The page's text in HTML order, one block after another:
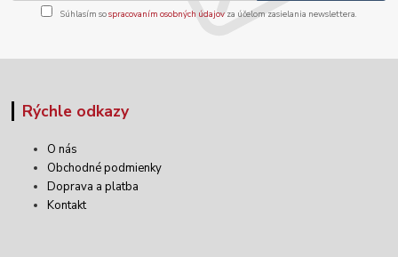
Súhlasím sospracovaním osobných údajov za účelom zasielania newslettera.
Rýchle odkazy
O nás
Obchodné podmienky
Doprava a platba
Kontakt